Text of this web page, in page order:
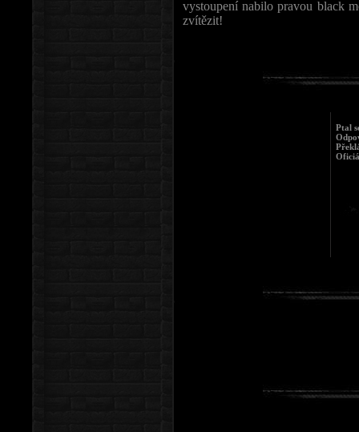
vystoupení nabilo pravou black
zvítězit!
Ptal